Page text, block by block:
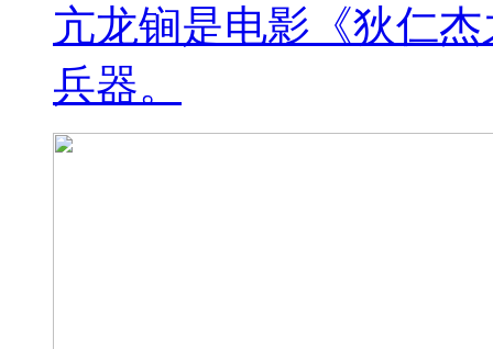
亢龙锏是电影《狄仁
兵器。